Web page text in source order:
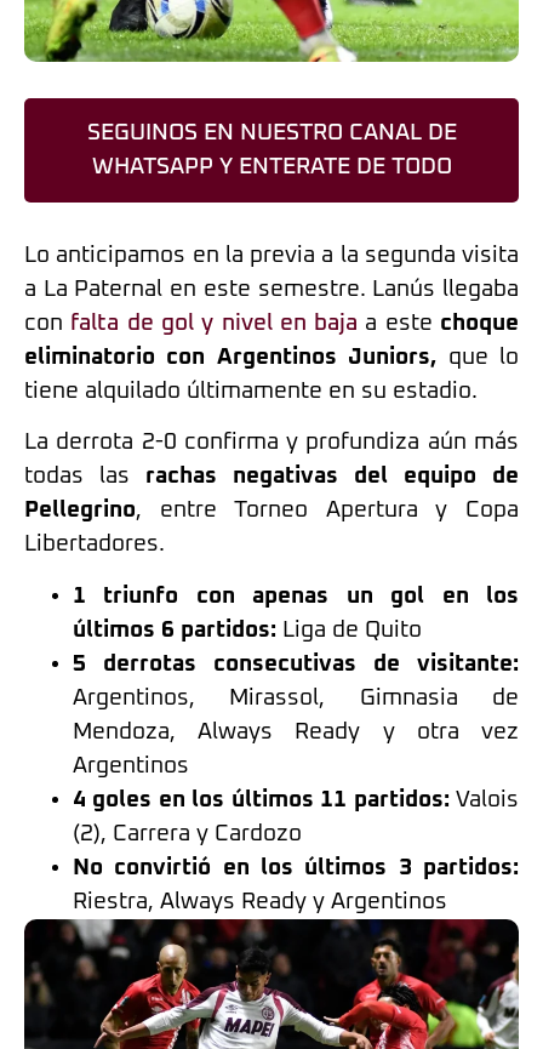
SEGUINOS EN NUESTRO CANAL DE
WHATSAPP Y ENTERATE DE TODO
Lo anticipamos en la previa a la segunda visita
a La Paternal en este semestre. Lanús llegaba
con falta de gol y nivel en baja a este choque
eliminatorio con Argentinos Juniors, que lo
tiene alquilado últimamente en su estadio.
La derrota 2-0 confirma y profundiza aún más
todas las rachas negativas del equipo de
Pellegrino, entre Torneo Apertura y Copa
Libertadores.
1 triunfo con apenas un gol en los
últimos 6 partidos: Liga de Quito
5 derrotas consecutivas de visitante:
Argentinos, Mirassol, Gimnasia de
Mendoza, Always Ready y otra vez
Argentinos
4 goles en los últimos 11 partidos: Valois
(2), Carrera y Cardozo
No convirtió en los últimos 3 partidos:
Riestra, Always Ready y Argentinos